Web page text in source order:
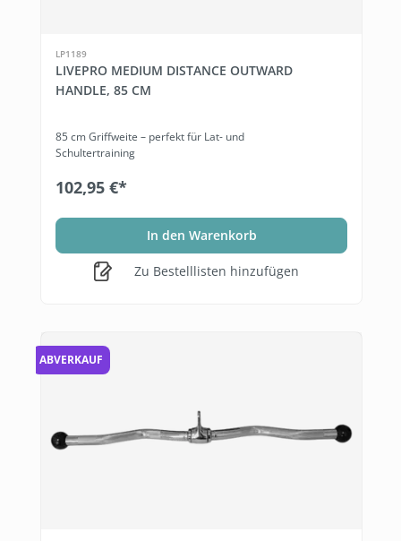
LP1189
LIVEPRO MEDIUM DISTANCE OUTWARD
HANDLE, 85 CM
85 cm Griffweite – perfekt für Lat- und
Schultertraining
102,95 €*
In den Warenkorb
Zu Bestelllisten hinzufügen
ABVERKAUF